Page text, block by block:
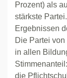
Prozent) als
stärkste
Ergebnissen
Die Partei
in allen
die